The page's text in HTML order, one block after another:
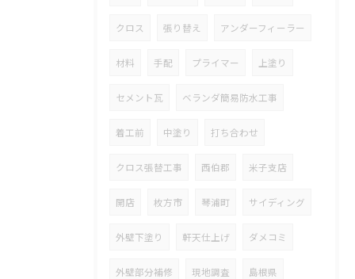
クロス 張り替え アンダーフィーラー
材料 手配 プライマー 上塗り
セメント瓦 ベランダ簡易防水工事
着工前 中塗り 打ち合わせ
クロス張替工事 西伯郡 米子支店
開店 枚方市 琴浦町 サイディング
外壁下塗り 軒天仕上げ ダメコミ
外壁部分補修 現地調査 島根県